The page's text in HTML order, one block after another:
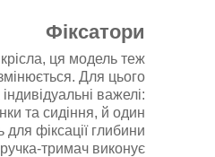
Фіксатори
крісла, ця модель теж
Для цього
важелі:
та сидіння, й один
для фіксації глибини
тримач виконує